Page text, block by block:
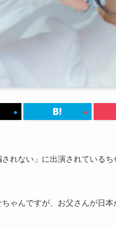
されない」に出演されている
ゃんですが、お父さんが日本